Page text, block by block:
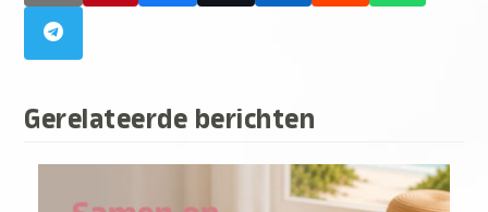
Gerelateerde berichten